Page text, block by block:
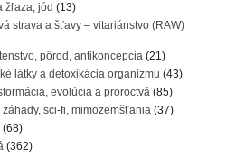
žľaza, jód (13)
strava a šťavy – vitariánstvo (RAW)
pôrod, antikoncepcia (21)
látky a detoxikácia organizmu (43)
evolúcia a proroctvá (85)
záhady, sci-fi, mimozemšťania (37)
(68)
(362)